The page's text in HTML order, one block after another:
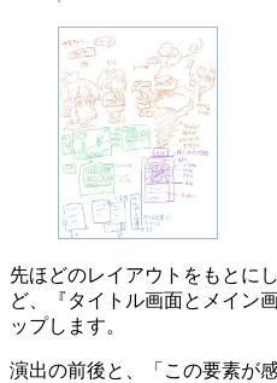
先ほどのレイアウトをもとに
ど、『タイトル画面とメイン
ップします。
演出の前後と、「この要素が